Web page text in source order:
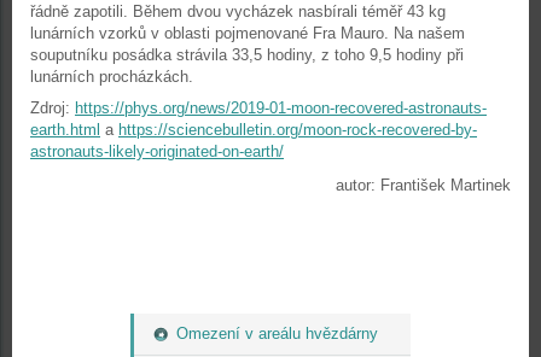
Omezení v areálu hvězdárny
řádně zapotili. Během dvou vycházek nasbírali téměř 43 kg
lunárních vzorků v oblasti pojmenované Fra Mauro. Na našem
souputníku posádka strávila 33,5 hodiny, z toho 9,5 hodiny při
lunárních procházkách.
Zdroj: https://phys.org/news/2019-01-moon-recovered-astronauts-
earth.html a https://sciencebulletin.org/moon-rock-recovered-by-
astronauts-likely-originated-on-earth/
autor: František Martinek